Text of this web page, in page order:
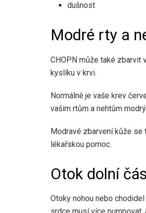
dušnost
Modré rty a
CHOPN může také zbarvit
kyslíku v krvi.
Normálně je vaše krev
vašim rtům a nehtům
Modravé zbarvení kůže se
lékařskou pomoc.
Otok dolní
Otoky nohou nebo